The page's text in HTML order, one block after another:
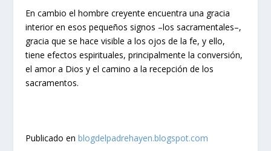
En cambio el hombre creyente encuentra una gracia
interior en esos pequeños signos –los sacramentales–,
gracia que se hace visible a los ojos de la fe, y ello,
tiene efectos espirituales, principalmente la conversión,
el amor a Dios y el camino a la recepción de los
sacramentos.
Publicado enblogdelpadrehayen.blogspot.com